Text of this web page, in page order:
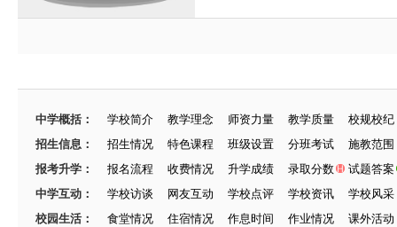
中学概括： 学校简介 教学理念 师资力量 教学质量
校规校纪
招生信息：
招生情况 特色课程 班级设置 分班考试
施教范围
报考升学：
报名流程 收费情况 升学成绩 录取分数
试题答案
中学互动：
学校访谈 网友互动 学校点评 学校资讯
学校风采
校园生活：
食堂情况 住宿情况 作息时间 作业情况
课外活动